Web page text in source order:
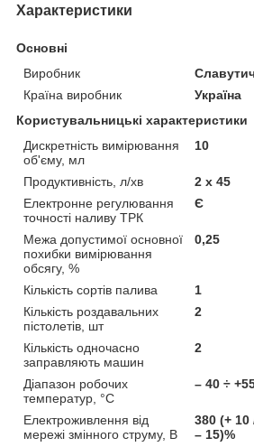
Характеристики
Основні
Виробник
Країна виробник
Україна
Користувальницькі характеристики
Дискретність вимірювання
об'єму, мл
10
Продуктивність, л/хв
2 x 45
Електронне регулювання
точності наливу ТРК
Є
Межа допустимої основної
похибки вимірювання
обсягу, %
0,25
Кількість сортів палива
1
Кількість роздавальних
пістолетів, шт
2
Кількість одночасно
заправляють машин
2
Діапазон робочих
температур, °С
– 40 ÷
Електроживлення від
мережі змінного струму, В
380 (+ 10
– 15)%